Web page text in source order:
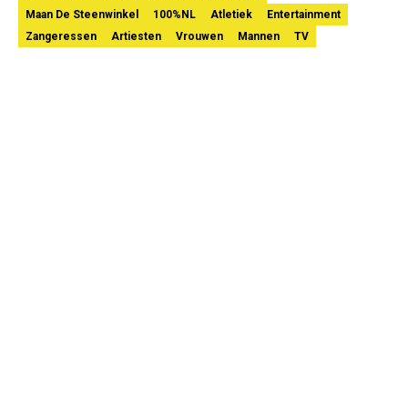
Maan De Steenwinkel
100%NL Atletiek
Entertainment
Zangeressen
Artiesten Vrouwen Mannen TV